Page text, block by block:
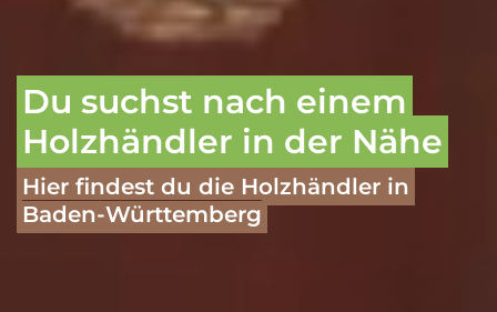
Du suchst nach einem
Holzhändler in der Nähe
Hier findest du die Holzhändler in
Baden-Württemberg